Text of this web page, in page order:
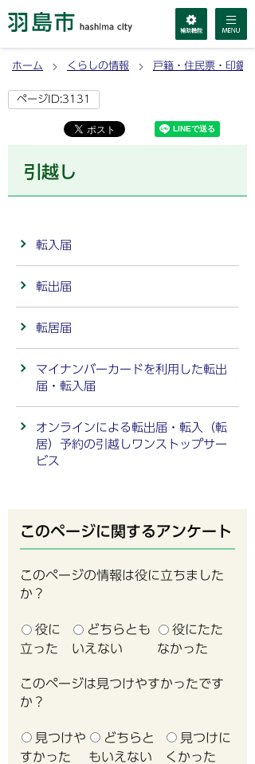
ホーム くらしの情報 戸籍・住民票・印鑑
ページID:3131
引越し
転入届
転出届
転居届
マイナンバーカードを利用した転出
届・転入届
オンラインによる転出届・転入（転
居）予約の引越しワンストップサー
ビス
このページに関するアンケート
このページの情報は役に立ちました
か？
役に
立った
どちらとも
いえない
役にたた
なかった
このページは見つけやすかったです
か？
見つけや
すかった
どちらと
もいえない
見つけに
くかった